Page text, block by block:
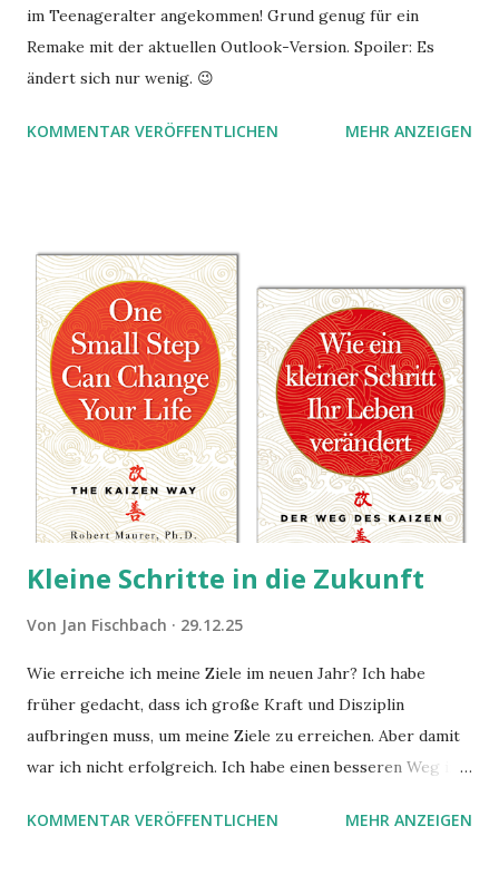
im Teenageralter angekommen! Grund genug für ein
Remake mit der aktuellen Outlook-Version. Spoiler: Es
ändert sich nur wenig. 😉
KOMMENTAR VERÖFFENTLICHEN MEHR ANZEIGEN
Kleine Schritte in die Zukunft
Von Jan Fischbach 29.12.25
Wie erreiche ich meine Ziele im neuen Jahr? Ich habe
früher gedacht, dass ich große Kraft und Disziplin
aufbringen muss, um meine Ziele zu erreichen. Aber damit
war ich nicht erfolgreich. Ich habe einen besseren Weg in
möchte. Darin habe ich zwei gute Begründungen gefunden,
KOMMENTAR VERÖFFENTLICHEN MEHR ANZEIGEN